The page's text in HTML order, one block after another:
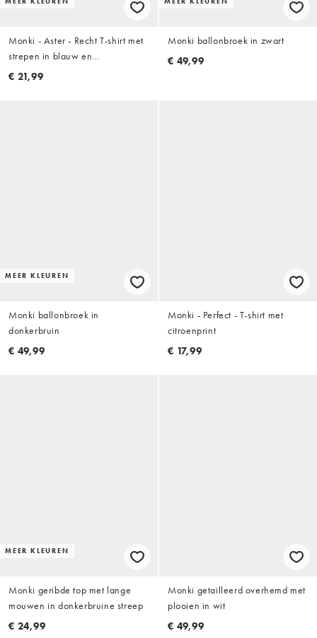
Monki - Aster - Recht T-shirt met
strepen in blauw en
bordeauxrood
€ 21,99
Monki ballonbroek in zwart
€ 49,99
MEER KLEUREN
Monki ballonbroek in
donkerbruin
€ 49,99
Monki - Perfect - T-shirt met
citroenprint
€ 17,99
MEER KLEUREN
Monki geribde top met lange
mouwen in donkerbruine streep
€ 24,99
Monki getailleerd overhemd met
plooien in wit
€ 49,99